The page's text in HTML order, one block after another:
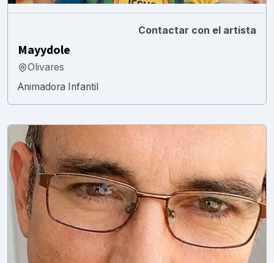
Contactar con el artista
Mayydole
Olivares
Animadora Infantil